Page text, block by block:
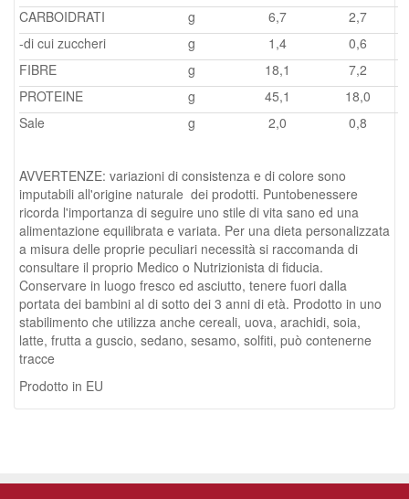
CARBOIDRATI
g 6,7
2,7
-di cui zuccheri
g 1,4
0,6
FIBRE
g 18,1
7,2
PROTEINE
g 45,1
18,0
Sale
g 2,0 0,8
AVVERTENZE: variazioni di consistenza e di colore sono
imputabili all'origine naturale dei prodotti. Puntobenessere
ricorda l'importanza di seguire uno stile di vita sano ed una
alimentazione equilibrata e variata. Per una dieta personalizzata
a misura delle proprie peculiari necessità si raccomanda di
consultare il proprio Medico o Nutrizionista di fiducia.
Conservare in luogo fresco ed asciutto, tenere fuori dalla
portata dei bambini al di sotto dei 3 anni di età. Prodotto in uno
stabilimento che utilizza anche cereali, uova, arachidi, soia,
latte, frutta a guscio, sedano, sesamo, solfiti, può contenerne
tracce
Prodotto in EU